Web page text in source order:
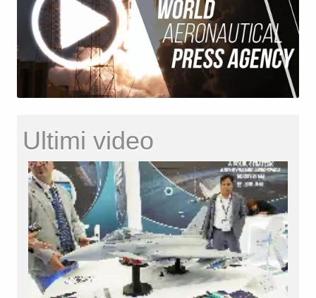
Ultimi video